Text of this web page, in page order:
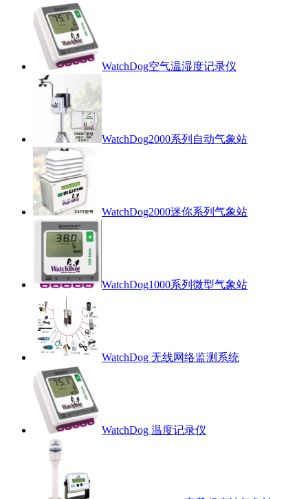
WatchDog空气温湿度记录仪
WatchDog2000系列自动气象站
WatchDog2000迷你系列气象站
WatchDog1000系列微型气象站
WatchDog 无线网络监测系统
WatchDog 温度记录仪